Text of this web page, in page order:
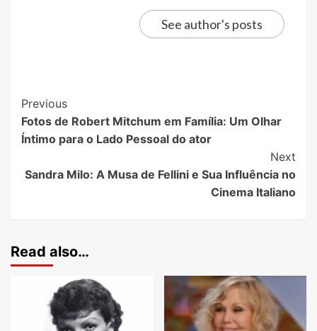
See author's posts
Previous
Fotos de Robert Mitchum em Família: Um Olhar
Íntimo para o Lado Pessoal do ator
Next
Sandra Milo: A Musa de Fellini e Sua Influência no
Cinema Italiano
Read also…